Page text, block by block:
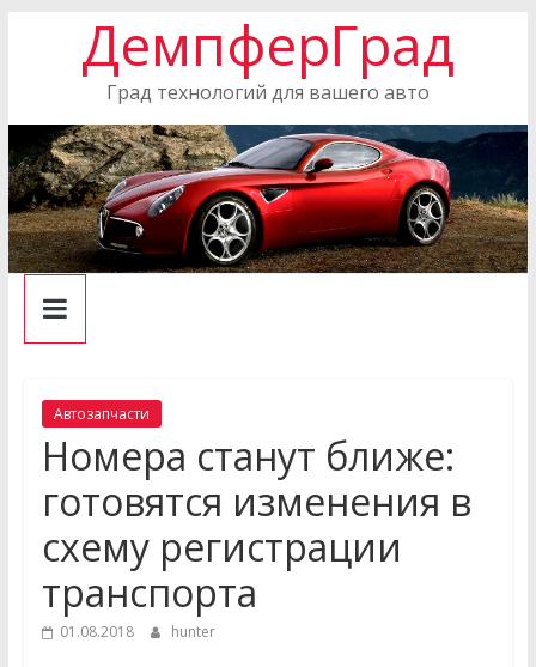
ДемпферГрад
Град технологий для вашего авто
Автозапчасти
Номера станут ближе:
готовятся изменения в
схему регистрации
транспорта
01.08.2018 hunter